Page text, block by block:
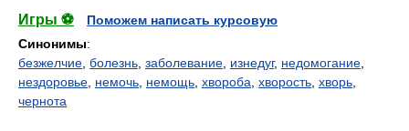
Игры ⚽
Поможем написать курсовую
Синонимы:
безжелчие болезнь заболевание изнедуг, недомогание
нездоровье немочь немощь хвороба хворость хворь
чернота